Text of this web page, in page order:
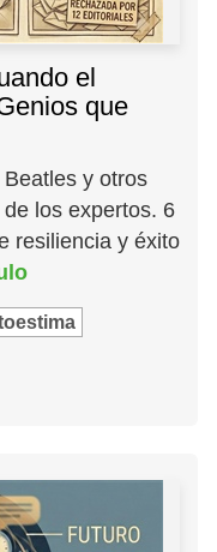
el
que
y otros
los expertos. 6
resiliencia y éxito